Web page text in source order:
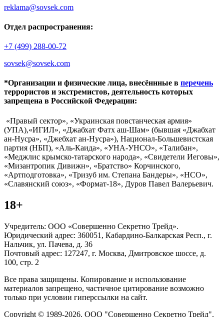
reklama@sovsek.com
Отдел распространения:
+7 (499) 288-00-72
sovsek@sovsek.com
*Организации и физические лица, внесённные в перечень
террористов и экстремистов, деятельность которых
запрещена в Российской Федерации:
«Правый сектор», «Украинская повстанческая армия»
(УПА),«ИГИЛ», «Джабхат Фатх аш-Шам» (бывшая «Джабхат
ан-Нусра», «Джебхат ан-Нусра»), Национал-Большевистская
партия (НБП), «Аль-Каида», «УНА-УНСО», «Талибан»,
«Меджлис крымско-татарского народа», «Свидетели Иеговы»,
«Мизантропик Дивижн», «Братство» Корчинского,
«Артподготовка», «Тризуб им. Степана Бандеры», «НСО»,
«Славянский союз», «Формат-18», Дуров Павел Валерьевич.
18+
Учредитель: ООО «Совершенно Секретно Трейд».
Юридический адрес: 360051, Кабардино-Балкарская Респ., г.
Нальчик, ул. Пачева, д. 36
Почтовый адрес: 127247, г. Москва, Дмитровское шоссе, д.
100, стр. 2
Все права защищены. Копирование и использование
материалов запрещено, частичное цитирование возможно
только при условии гиперссылки на сайт.
Copyright © 1989-2026. ООО "Совершенно Секретно Трейд".